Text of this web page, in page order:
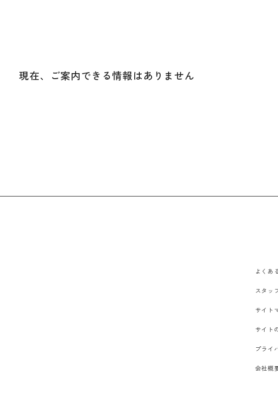
現在、ご案内できる情報はありません
よくあ
スタッ
サイト
サイト
プライ
会社概